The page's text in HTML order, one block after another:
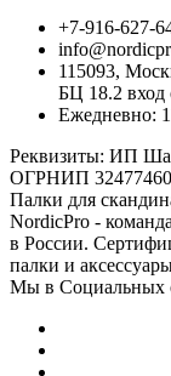
+7-916-627-
115093,
БЦ 18.2 вход
Ежедневно:
Реквизиты: ИП
ОГРНИП
Палки для
NordicPro -
в России.
палки и
Мы в Социальных